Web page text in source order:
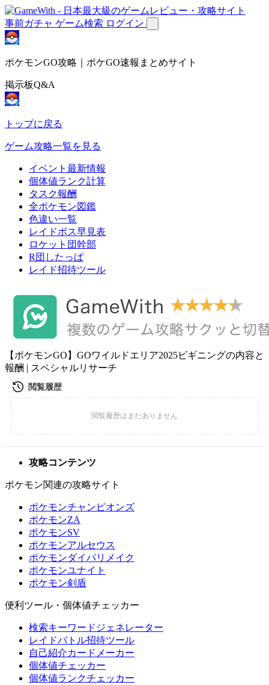
事前ガチャ ゲーム検索 ログイン
ポケモンGO攻略｜ポケGO速報まとめサイト
掲示板Q&A
トップに戻る
ゲーム攻略一覧を見る
イベント最新情報
個体値ランク計算
タスク報酬
全ポケモン図鑑
色違い一覧
レイドボス早見表
ロケット団幹部
R団したっぱ
レイド招待ツール
【ポケモンGO】GOワイルドエリア2025ビギニングの内容と
報酬 | スペシャルリサーチ
攻略コンテンツ
ポケモン関連の攻略サイト
ポケモンチャンピオンズ
ポケモンZA
ポケモンSV
ポケモンアルセウス
ポケモンダイパリメイク
ポケモンユナイト
ポケモン剣盾
便利ツール・個体値チェッカー
検索キーワードジェネレーター
レイドバトル招待ツール
自己紹介カードメーカー
個体値チェッカー
個体値ランクチェッカー